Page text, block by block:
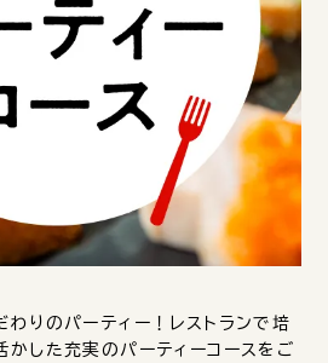
わりのパーティー！レストランで培
かした充実のパーティーコースをご